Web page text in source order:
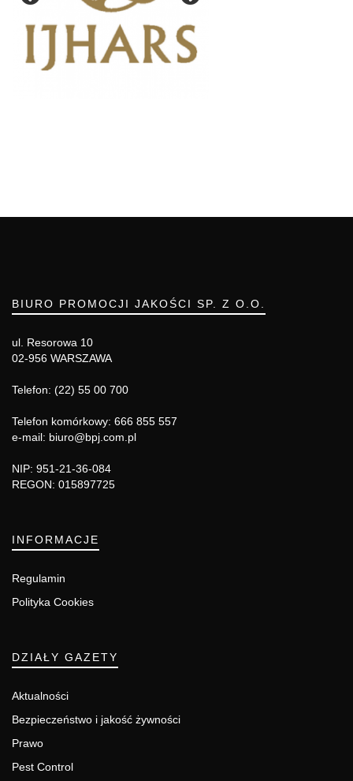
BIURO PROMOCJI JAKOŚCI SP. Z O.O.
ul. Resorowa 10
02-956 WARSZAWA
Telefon: (22) 55 00 700
Telefon komórkowy: 666 855 557
e-mail: biuro@bpj.com.pl
NIP: 951-21-36-084
REGON: 015897725
INFORMACJE
Regulamin
Polityka Cookies
DZIAŁY GAZETY
Aktualności
Bezpieczeństwo i jakość żywności
Prawo
Pest Control